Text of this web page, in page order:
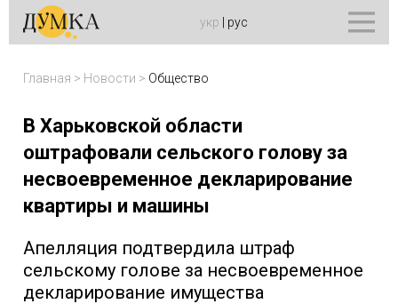
укр рус
Главная > Новости > Общество
В Харьковской области
оштрафовали сельского голову за
несвоевременное декларирование
квартиры и машины
Апелляция подтвердила штраф
сельскому голове за несвоевременное
декларирование имущества